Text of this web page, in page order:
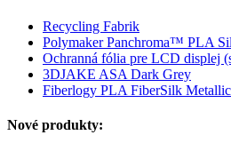
Recycling Fabrik
Polymaker Panchroma™ PLA
Ochranná fólia pre LCD displej
3DJAKE ASA Dark Grey
Fiberlogy PLA FiberSilk
Nové produkty: